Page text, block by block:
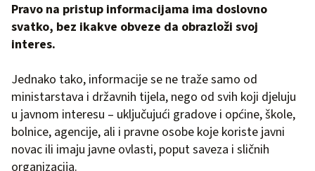
Pravo na pristup informacijama ima doslovno
svatko, bez ikakve obveze da obrazloži svoj
interes.
Jednako tako, informacije se ne traže samo od
ministarstava i državnih tijela, nego od svih koji djeluju
u javnom interesu – uključujući gradove i općine, škole,
bolnice, agencije, ali i pravne osobe koje koriste javni
novac ili imaju javne ovlasti, poput saveza i sličnih
organizacija.